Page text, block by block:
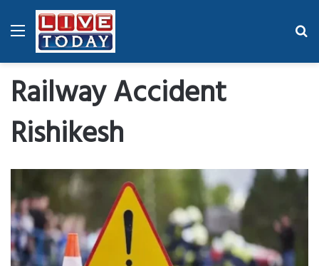
Menu
Railway Accident
Rishikesh